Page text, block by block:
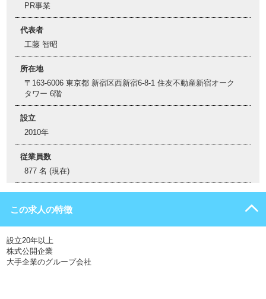
PR事業
代表者
工藤 智昭
所在地
〒163-6006 東京都 新宿区西新宿6-8-1 住友不動産新宿オーク
タワー 6階
設立
2010年
従業員数
877 名 (現在)
この求人の特徴
設立20年以上
株式公開企業
大手企業のグループ会社